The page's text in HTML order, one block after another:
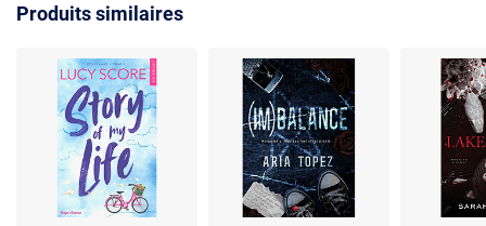
Produits similaires